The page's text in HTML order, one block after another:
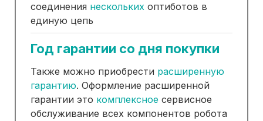
соединения нескольких оптиботов в
единую цепь
Год гарантии со дня покупки
Также можно приобрести расширенную
гарантию. Оформление расширенной
гарантии это комплексное сервисное
обслуживание всех компонентов робота